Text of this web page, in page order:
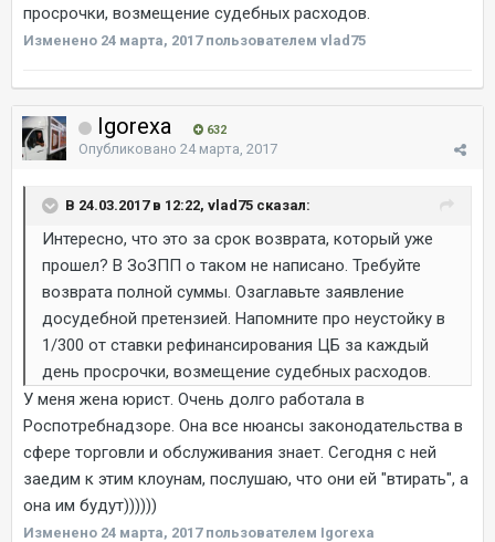
просрочки, возмещение судебных расходов.
Изменено 24 марта, 2017пользователем vlad75
Igorexa 632
Опубликовано 24 марта, 2017
В 24.03.2017 в 12:22, vlad75 сказал:
Интересно, что это за срок возврата, который уже
прошел? В ЗоЗПП о таком не написано. Требуйте
возврата полной суммы. Озаглавьте заявление
досудебной претензией. Напомните про неустойку в
1/300 от ставки рефинансирования ЦБ за каждый
день просрочки, возмещение судебных расходов.
У меня жена юрист. Очень долго работала в
Роспотребнадзоре. Она все нюансы законодательства в
сфере торговли и обслуживания знает. Сегодня с ней
заедим к этим клоунам, послушаю, что они ей "втирать", а
она им будут))))))
Изменено 24 марта, 2017пользователем Igorexa